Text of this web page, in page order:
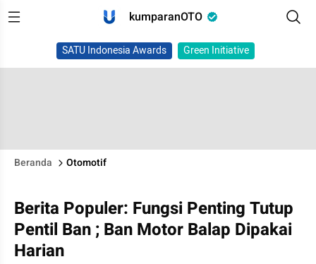
kumparanOTO
SATU Indonesia Awards Green Initiative
Beranda Otomotif
Berita Populer: Fungsi Penting Tutup
Pentil Ban ; Ban Motor Balap Dipakai
Harian